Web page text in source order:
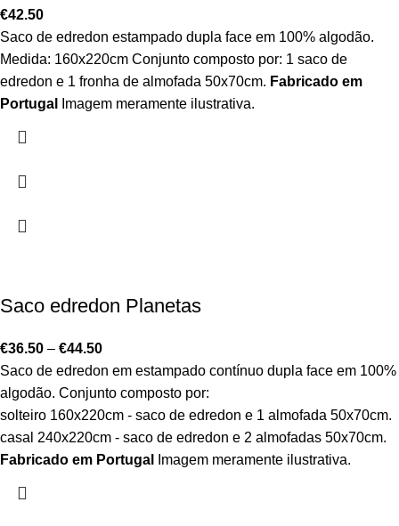
€42.50
Saco de edredon estampado dupla face em 100% algodão.
Medida: 160x220cm Conjunto composto por: 1 saco de
edredon e 1 fronha de almofada 50x70cm. Fabricado em
Portugal
Imagem meramente ilustrativa.
Saco edredon Planetas
€36.50 – €44.50
Saco de edredon em estampado contínuo dupla face em 100%
algodão. Conjunto composto por:
solteiro 160x220cm - saco de edredon e 1 almofada 50x70cm.
casal 240x220cm - saco de edredon e 2 almofadas 50x70cm.
Fabricado em Portugal
Imagem meramente ilustrativa.